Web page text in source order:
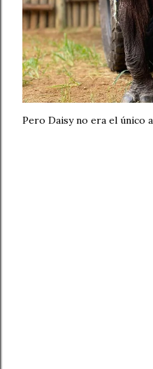
Pero Daisy no era el único